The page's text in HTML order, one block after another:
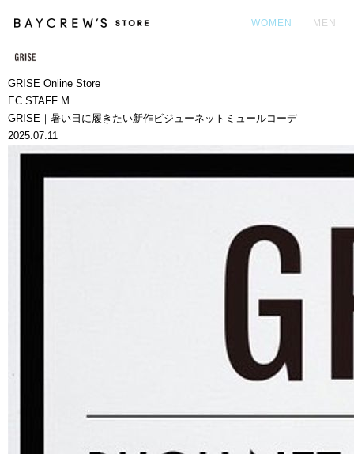
WOMEN MEN
GRISE Online Store
EC STAFF M
GRISE｜暑い日に履きたい新作ビジューネットミュールコーデ
2025.07.11